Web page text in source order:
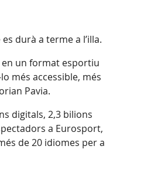
durà a terme a l’illa.
en un format esportiu
més accessible, més
Pavia.
digitals, 2,3 bilions
a Eurosport,
de 20 idiomes per a